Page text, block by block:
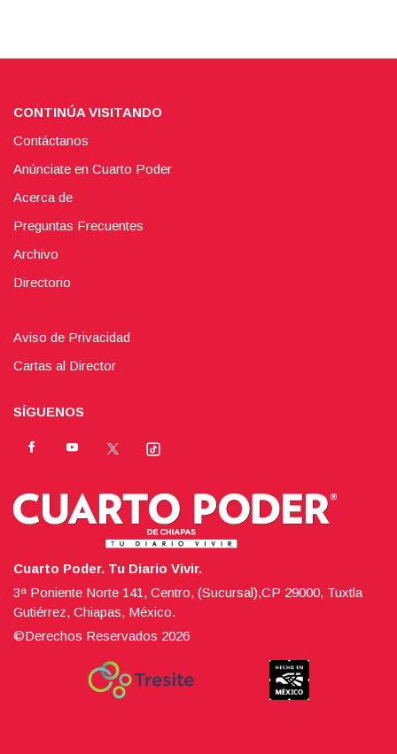
CONTINÚA VISITANDO
Contáctanos
Anúnciate en Cuarto Poder
Acerca de
Preguntas Frecuentes
Archivo
Directorio
Aviso de Privacidad
Cartas al Director
SÍGUENOS
Cuarto Poder. Tu Diario Vivir.
3ª Poniente Norte 141, Centro, (Sucursal),CP 29000, Tuxtla
Gutiérrez, Chiapas, México.
©Derechos Reservados 2026